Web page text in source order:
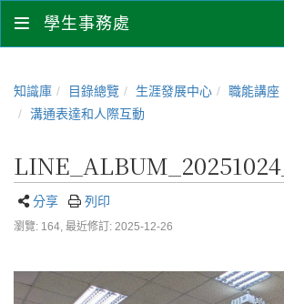
學生事務處
知識庫 目錄總覽 生涯發展中心 職能講座
溝通表達和人際互動
分享 列印
瀏覽: 164, 最近修訂: 2025-12-26